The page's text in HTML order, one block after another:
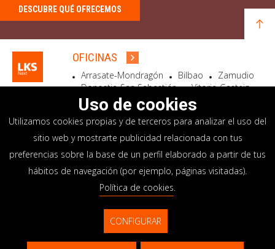
DESCUBRE QUÉ OFRECEMOS
OFICINAS
Arrasate-Mondragón Bilbao
Zamudio
Donostia-San Sebastián
Vitoria-Gasteiz
Madrid
El Astillero Bidart
SEDE SOCIAL
Goiru, 7 Arrasate-Mondragón
CP 20500 GIPUZKOA – SPAIN
+34 900 84 14 14
info@lksnext.com
Aviso legal
Portal de privacidad
Política de cookies
Sistema interno información
Uso de cookies
Utilizamos cookies propias y de terceros para analizar el uso del
sitio web y mostrarte publicidad relacionada con tus
preferencias sobre la base de un perfil elaborado a partir de tus
hábitos de navegación (por ejemplo, páginas visitadas).
Política de cookies.
CONFIGURAR